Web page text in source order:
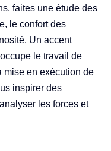
faites une étude des
le confort des
Un accent
le travail de
mise en exécution de
inspirer des
les forces et